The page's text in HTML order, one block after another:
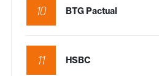
10 BTG Pactual
11 HSBC